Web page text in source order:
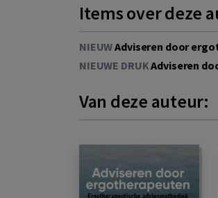
Items over deze
NIEUWAdviseren door
NIEUWE DRUKAdviseren
Van deze auteur: